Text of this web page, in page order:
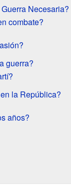
Necesaria?
combate?
guerra?
la República?
años?